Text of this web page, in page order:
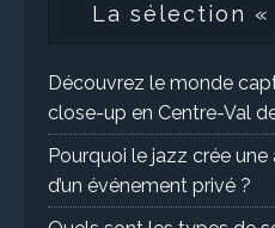
La sélection «
Découvrez le monde
close-up en Centre-Val
Pourquoi le jazz crée
d’un événement privé ?